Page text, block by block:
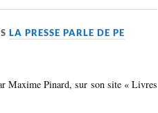
LA PRESSE PARLE DE PE
Maxime Pinard, sur son site « Livres